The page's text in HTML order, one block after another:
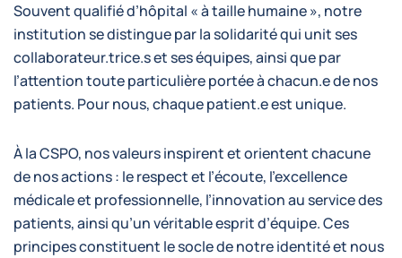
Souvent qualifié d’hôpital « à taille humaine », notre
institution se distingue par la solidarité qui unit ses
collaborateur.trice.s et ses équipes, ainsi que par
l’attention toute particulière portée à chacun.e de nos
patients. Pour nous, chaque patient.e est unique.
À la CSPO, nos valeurs inspirent et orientent chacune
de nos actions : le respect et l’écoute, l’excellence
médicale et professionnelle, l’innovation au service des
patients, ainsi qu’un véritable esprit d’équipe. Ces
principes constituent le socle de notre identité et nous